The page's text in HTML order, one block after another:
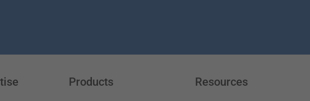
Products Resources